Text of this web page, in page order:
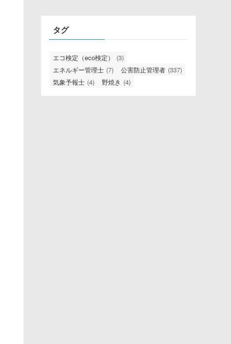
タグ
エコ検定（eco検定）
(3)
エネルギー管理士 (7) 公害防止管理者 (337)
気象予報士 (4) 野焼き (4)